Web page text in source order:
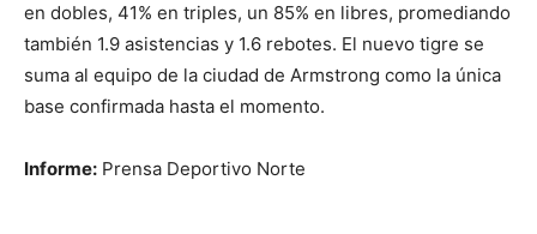
en dobles, 41% en triples, un 85% en libres, promediando
también 1.9 asistencias y 1.6 rebotes. El nuevo tigre se
suma al equipo de la ciudad de Armstrong como la única
base confirmada hasta el momento.
Informe: Prensa Deportivo Norte